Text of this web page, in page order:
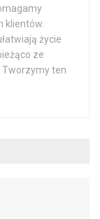
klientów.
życie
ze
Tworzymy ten